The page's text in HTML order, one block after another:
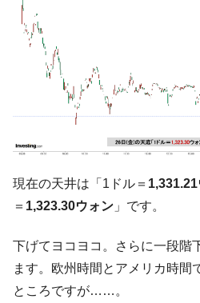
『Money1』
韓国大統領府ボ
た ⇒ 国家が行った恐るべき株
『Money1』
韓国･警察職員が
中国だけが鉄鋼
国の過剰生産が世界を蝕む。
『Money1』
韓国製造業「半
種は全般的「不調」⇒ PSIが示す
ン』1人当たり賠償10万ウォンを
『Money1』 韓国で猛暑。南東
『Money1』
韓国型イージス搭
現在の天井は「1ドル＝
＝ 1,323.30ウォン 」です。
下げてヨコヨコ。さらに一段階
ます。欧州時間とアメリカ時間
ところですが……。